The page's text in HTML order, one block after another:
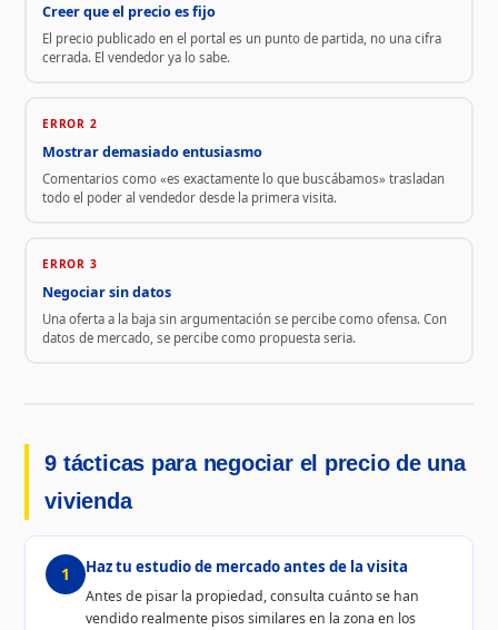
Creer que el precio es fijo
El precio publicado en el portal es un punto de partida, no una cifra
cerrada. El vendedor ya lo sabe.
ERROR 2
Mostrar demasiado entusiasmo
Comentarios como «es exactamente lo que buscábamos» trasladan
todo el poder al vendedor desde la primera visita.
ERROR 3
Negociar sin datos
Una oferta a la baja sin argumentación se percibe como ofensa. Con
datos de mercado, se percibe como propuesta seria.
9 tácticas para negociar el precio de una
vivienda
1 Haz tu estudio de mercado antes de la visita
Antes de pisar la propiedad, consulta cuánto se han
vendido realmente pisos similares en la zona en los